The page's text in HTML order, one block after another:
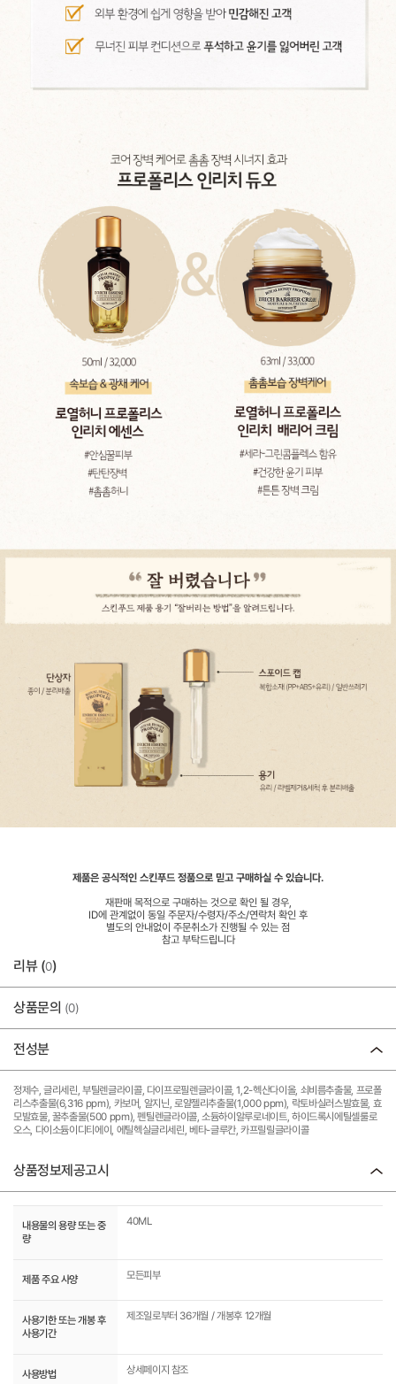
제품은 공식적인 스킨푸드 정품으로 믿고 구매하실 수 있습니다.
재판매 목적으로 구매하는 것으로 확인 될 경우,
ID에 관계없이 동일 주문자/수령자/주소/연락처 확인 후
별도의 안내없이 주문취소가 진행될 수 있는 점
참고 부탁드립니다
리뷰 (0)
상품문의 (0)
전성분
정제수, 글리세린, 부틸렌글라이콜, 다이프로필렌글라이콜, 1,2-헥산다이올, 쇠비름추출물, 프로폴
리스추출물(6,316 ppm), 카보머, 알지닌, 로얄젤리추출물(1,000 ppm), 락토바실러스발효물, 효
모발효물, 꿀추출물(500 ppm), 펜틸렌글라이콜, 소듐하이알루로네이트, 하이드록시에틸셀룰로
오스, 다이소듐이디티에이, 에틸헥실글리세린, 베타-글루칸, 카프릴릴글라이콜
상품정보제공고시
내용물의 용량 또는 중
량
40ML
제품 주요 사양 모든피부
사용기한 또는 개봉 후
사용기간
제조일로부터 36개월 / 개봉후 12개월
사용방법 상세페이지 참조